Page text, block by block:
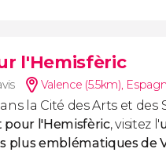
l'Hemisfèric
Valence (5.5km),
la Cité des Arts et des
pour l'Hemisfèric, visitez l'
plus emblématiques de